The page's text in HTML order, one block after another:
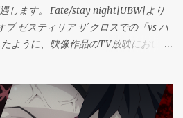
世界に“本当に入り込んだような没入
ットです。 巨大で湾曲したスクリーン
AEの経験は必要？ AE（Adobe After
関してはデジタル映像部の全スタッ
キルの習得プログラムは用意してい
い」といえます。もっといえば、
上に、実践的な映像制作能力(要求ラ
します。 Fate/stay night[UBW]より
ブ ゼスティリア ザ クロスでの「vs ハ
ように、映像作品のTV放映において
して、ufotableでは放映専用のテイ
避に臨んでいます。 第一話より、陸